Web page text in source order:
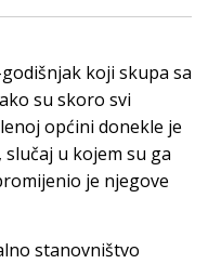
koji skupa sa
su skoro svi
općini donekle je
u kojem su ga
je njegove
stanovništvo